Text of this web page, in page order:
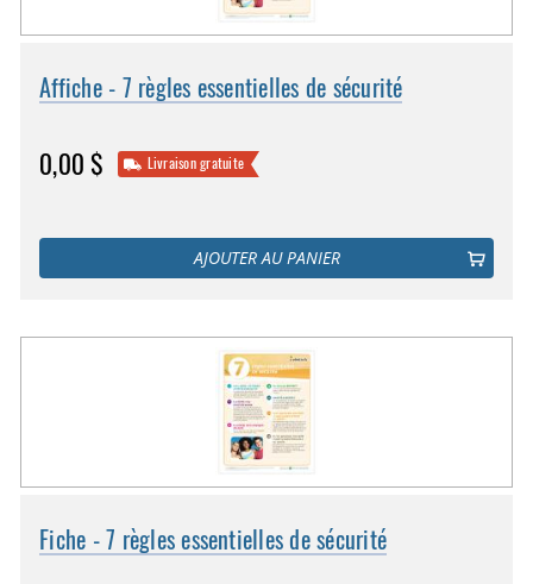
Affiche - 7 règles essentielles de sécurité
0,00 $ Livraison gratuite
AJOUTER AU PANIER
Fiche - 7 règles essentielles de sécurité